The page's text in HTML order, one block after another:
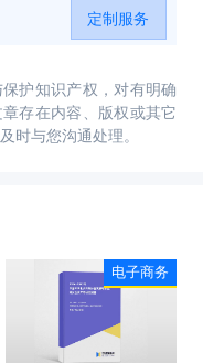
定制服务
护知识产权，对有明确
存在内容、版权或其它
时与您沟通处理。
电子商务